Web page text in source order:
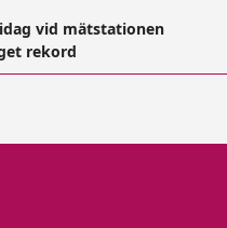
vid mätstationen
rekord